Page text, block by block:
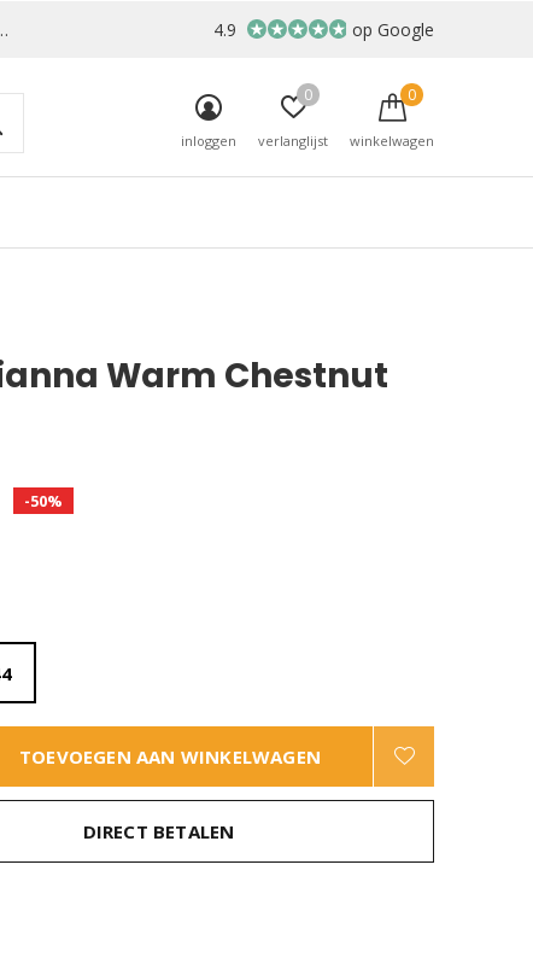
inloggen verlanglijst
0
winkelwagen
0
4.9 op Google
Warm Chestnut
-50%
TOEVOEGEN AAN WINKELWAGEN
DIRECT BETALEN